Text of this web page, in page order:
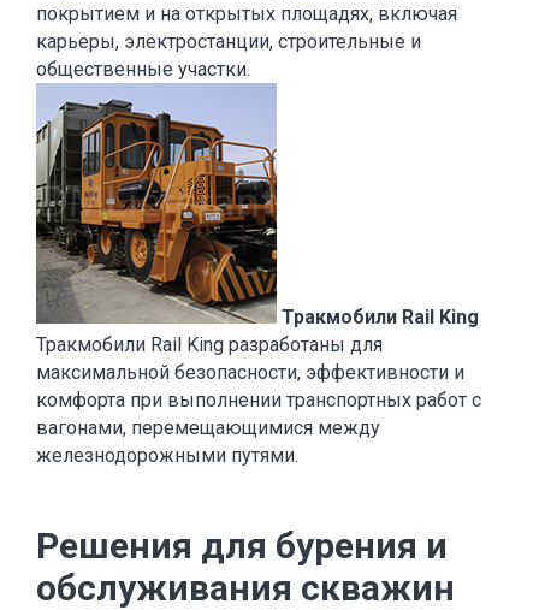
покрытием и на открытых площадях, включая
карьеры, электростанции, строительные и
общественные участки.
Тракмобили Rail King
Тракмобили Rail King разработаны для
максимальной безопасности, эффективности и
комфорта при выполнении транспортных работ с
вагонами, перемещающимися между
железнодорожными путями.
Решения для бурения и
обслуживания скважин